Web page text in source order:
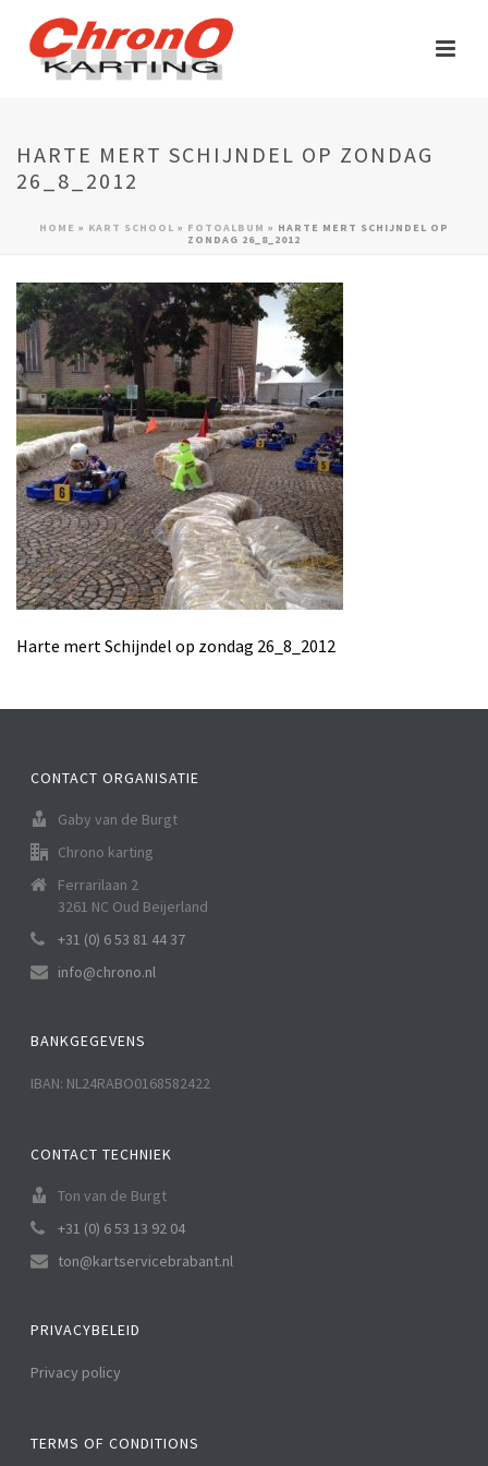
HARTE MERT SCHIJNDEL OP ZONDAG
26_8_2012
HOME » KART SCHOOL » FOTOALBUM » HARTE MERT SCHIJNDEL OP
ZONDAG 26_8_2012
Harte mert Schijndel op zondag 26_8_2012
CONTACT ORGANISATIE
Gaby van de Burgt
Chrono karting
Ferrarilaan 2
3261 NC Oud Beijerland
+31 (0) 6 53 81 44 37
info@chrono.nl
BANKGEGEVENS
IBAN: NL24RABO0168582422
CONTACT TECHNIEK
Ton van de Burgt
+31 (0) 6 53 13 92 04
ton@kartservicebrabant.nl
PRIVACYBELEID
Privacy policy
TERMS OF CONDITIONS